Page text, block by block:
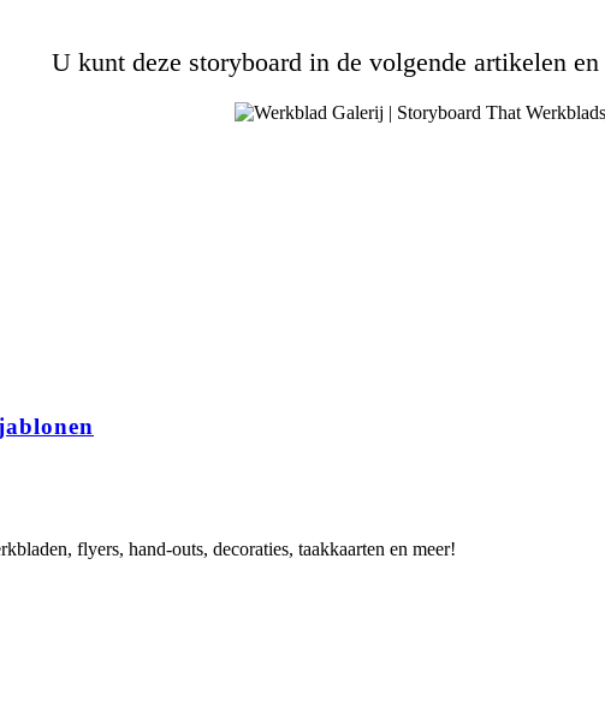
U kunt deze storyboard in de volgende artikelen
flyers, hand-outs, decoraties, taakkaarten en meer!